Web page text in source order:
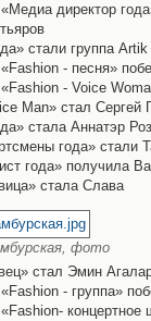
директор
стали группа
- песня»
- Voice
Man» стал Сергей
стала Аннатэр
года» стали
года» получила
стала Слава
фото
стал Эмин
- группа»